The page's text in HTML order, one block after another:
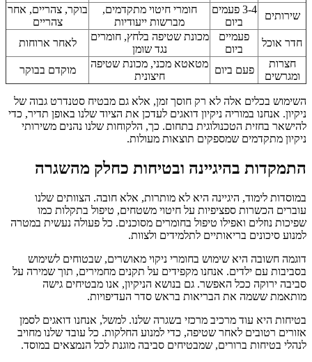
שירותים
3-4 פעמים
ביום
חומרי חיטוי מתקדמים,
מברשות ייעודיות
בוקר, צהריים, אחר
צהריים
חדר אוכל
פעמיים
ביום
מכונת שטיפה בלחץ, חומרים
נגד שומן
לאחר ארוחות
חצרות
ומגרשים
פעם ביום
מטאטא מכני, מכונת שטיפה
חיצונית
מוקדם בבוקר
השימוש בכלים אלה לא רק חוסך זמן, אלא גם מבטיח סטנדרט גבוה של
ניקיון. אנחנו במוריה ניקיון דואגים לעדכן את הציוד שלנו באופן תדיר, כדי
להישאר בחזית הטכנולוגית בתחום. כך, הלקוחות שלנו נהנים משירותי
ניקיון מתקדמים שמספקים תוצאות מעולות.
התמקדות בהיגיינה ובטיחות כחלק מהשגרה
במוסדות לימוד, היגיינה היא לא מותרות, אלא חובה. הצוותים שלנו
עוברים הכשרות ספציפיות על חיטוי משטחים, טיפול בתקלות כמו
שפיכות נוזלים ואפילו טיפול בחומרים מסוכנים. כל פעולה נעשית במטרה
למנוע סיכונים בריאותיים לתלמידים ולצוות.
דוגמה חשובה היא שימוש בחומרי ניקוי מאושרים, שבטוחים לשימוש
בסביבות עם ילדים. אנחנו מקפידים על תקנים מחמירים, תוך שמירה על
סביבה ירוקה ככל האפשר. גם בנושא הניקיון, אנו מבטיחים גישה
מותאמת ששמה את הבריאות בראש סדר העדיפויות.
בטיחות היא עוד מרכיב מרכזי בשגרה שלנו. למשל, אנחנו דואגים לסמן
אזורים רטובים לאחר שטיפה, כדי למנוע החלקות. כל עובד שלנו מחויב
לנהלי בטיחות ברורים, שמבטיחים סביבה מוגנת לכל הנמצאים במוסד.